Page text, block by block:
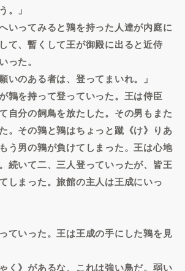
。」
いってみると鶉を持った人達が内庭に
て、暫くして王が御殿に出ると近侍
った。
いのある者は、登ってまいれ。」
鶉を持って登っていった。王は侍臣
自分の飼鳥を放たした。その男もまた
。その鶉と鶉はちょっと蹴《け》りあ
う男の鶉が負けてしまった。王は心地
続いて二、三人登っていったが、皆王
しまった。旅館の主人は王成にいっ
ていった。王は王成の手にした鶉を見
く》があるな、これは強い鳥だ。弱い